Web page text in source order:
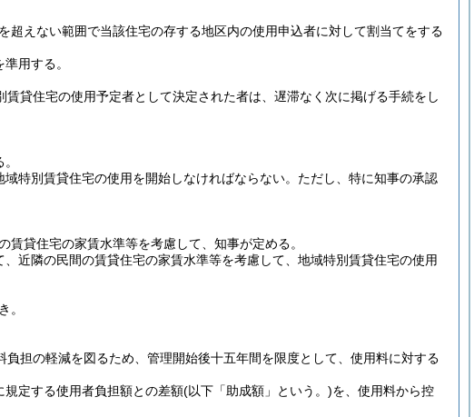
えない範囲で当該住宅の存する地区内の使用申込者に対して割当てをする
用する。
賃貸住宅の使用予定者として決定された者は、遅滞なく次に掲げる手続をし
特別賃貸住宅の使用を開始しなければならない。 ただし、特に知事の承認
貸住宅の家賃水準等を考慮して、知事が定める。
近隣の民間の賃貸住宅の家賃水準等を考慮して、地域特別賃貸住宅の使用
。
負担の軽減を図るため、管理開始後十五年間を限度として、使用料に対する
規定する使用者負担額との差額(以下「助成額」という。)を、使用料から控